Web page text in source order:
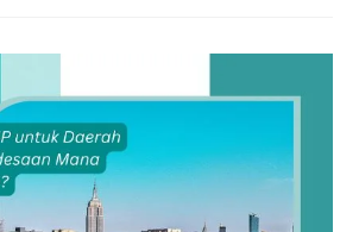
Hilangkan
Lemah
Di
Rumah,
Kantor,
Dan
Lokasi
Proyek